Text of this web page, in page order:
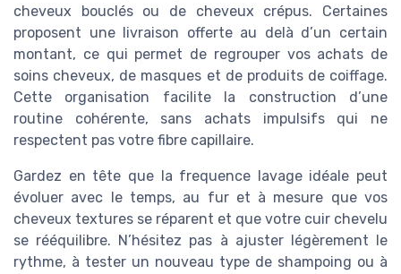
cheveux bouclés ou de cheveux crépus. Certaines
proposent une livraison offerte au delà d’un certain
montant, ce qui permet de regrouper vos achats de
soins cheveux, de masques et de produits de coiffage.
Cette organisation facilite la construction d’une
routine cohérente, sans achats impulsifs qui ne
respectent pas votre fibre capillaire.
Gardez en tête que la frequence lavage idéale peut
évoluer avec le temps, au fur et à mesure que vos
cheveux textures se réparent et que votre cuir chevelu
se rééquilibre. N’hésitez pas à ajuster légèrement le
rythme, à tester un nouveau type de shampoing ou à